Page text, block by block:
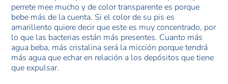
perrete mee mucho y de color transparente es porque
bebe más de la cuenta. Si el color de su pis es
amarillento quiere decir que este es muy concentrado, por
lo que las bacterias están más presentes. Cuanto más
agua beba, más cristalina será la micción porque tendrá
más agua que echar en relación a los depósitos que tiene
que expulsar.